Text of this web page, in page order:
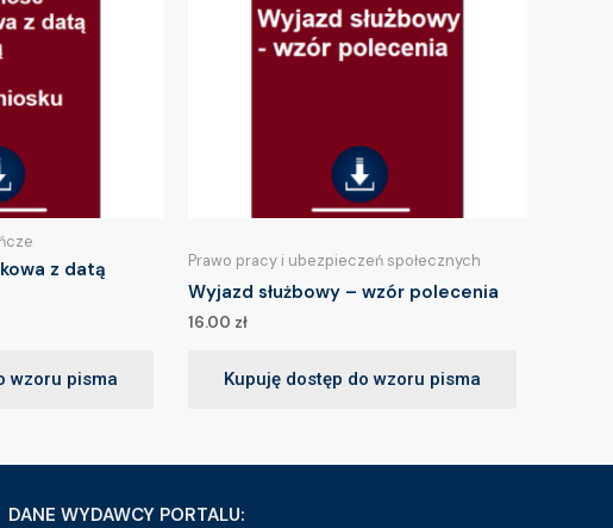
z datą
wzoru pisma
Prawo pracy i ubezpieczeń społecznych
Wyjazd służbowy – wzór polecenia
16.00 zł
Kupuję dostęp do wzoru pisma
DANE WYDAWCY PORTALU: